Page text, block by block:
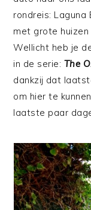
rondreis: Laguna
met grote huizen
Wellicht heb je
in de serie: The
dankzij dat
om hier te
laatste paar